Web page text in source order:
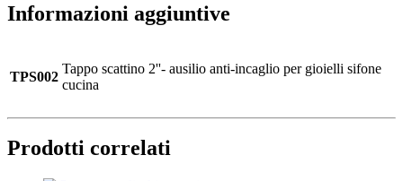
Informazioni aggiuntive
TPS002
Tappo scattino 2''- ausilio anti-incaglio per gioielli sifone
cucina
Prodotti correlati